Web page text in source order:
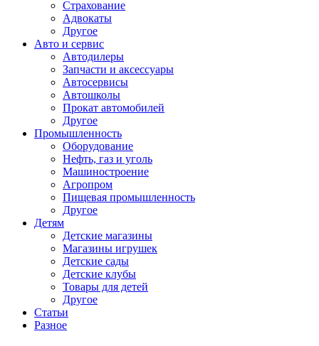
Страхование
Адвокаты
Другое
Авто и сервис
Автодилеры
Запчасти и аксессуары
Автосервисы
Автошколы
Прокат автомобилей
Другое
Промышленность
Оборудование
Нефть, газ и уголь
Машиностроение
Агропром
Пищевая промышленность
Другое
Детям
Детские магазины
Магазины игрушек
Детские сады
Детские клубы
Товары для детей
Другое
Статьи
Разное